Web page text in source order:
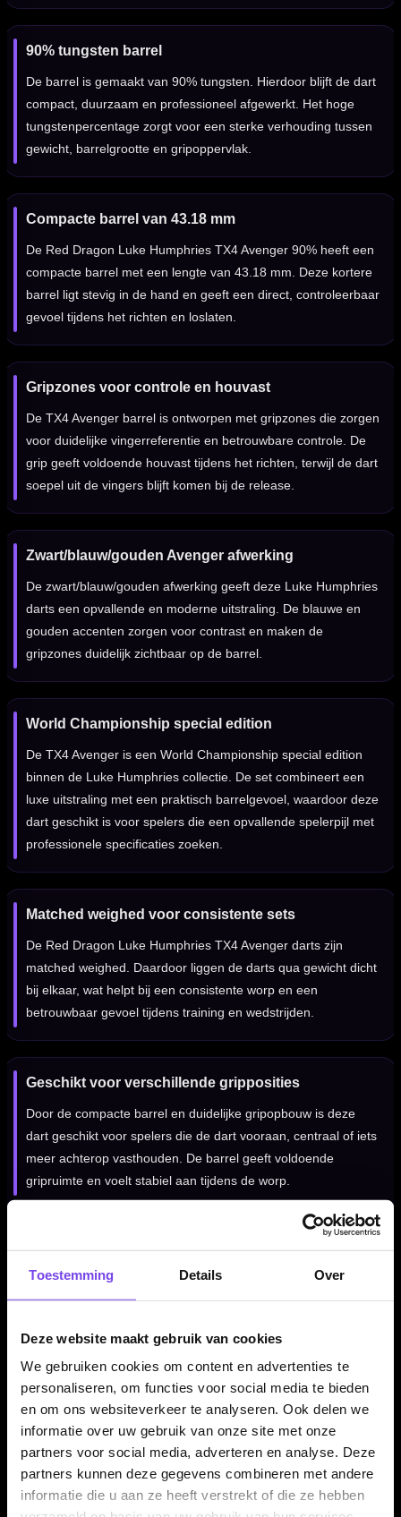
Toestemming Details Over
Deze website maakt gebruik van cookies
We gebruiken cookies om content en advertenties te
personaliseren, om functies voor social media te bieden
en om ons websiteverkeer te analyseren. Ook delen we
informatie over uw gebruik van onze site met onze
partners voor social media, adverteren en analyse. Deze
partners kunnen deze gegevens combineren met andere
informatie die u aan ze heeft verstrekt of die ze hebben
90% tungsten barrel
De barrel is gemaakt van 90% tungsten. Hierdoor blijft de dart
compact, duurzaam en professioneel afgewerkt. Het hoge
tungstenpercentage zorgt voor een sterke verhouding tussen
gewicht, barrelgrootte en gripoppervlak.
Compacte barrel van 43.18 mm
De Red Dragon Luke Humphries TX4 Avenger 90% heeft een
compacte barrel met een lengte van 43.18 mm. Deze kortere
barrel ligt stevig in de hand en geeft een direct, controleerbaar
gevoel tijdens het richten en loslaten.
Gripzones voor controle en houvast
De TX4 Avenger barrel is ontworpen met gripzones die zorgen
voor duidelijke vingerreferentie en betrouwbare controle. De
grip geeft voldoende houvast tijdens het richten, terwijl de dart
soepel uit de vingers blijft komen bij de release.
Zwart/blauw/gouden Avenger afwerking
De zwart/blauw/gouden afwerking geeft deze Luke Humphries
darts een opvallende en moderne uitstraling. De blauwe en
gouden accenten zorgen voor contrast en maken de
gripzones duidelijk zichtbaar op de barrel.
World Championship special edition
De TX4 Avenger is een World Championship special edition
binnen de Luke Humphries collectie. De set combineert een
luxe uitstraling met een praktisch barrelgevoel, waardoor deze
dart geschikt is voor spelers die een opvallende spelerpijl met
professionele specificaties zoeken.
Matched weighed voor consistente sets
De Red Dragon Luke Humphries TX4 Avenger darts zijn
matched weighed. Daardoor liggen de darts qua gewicht dicht
bij elkaar, wat helpt bij een consistente worp en een
betrouwbaar gevoel tijdens training en wedstrijden.
Geschikt voor verschillende gripposities
Door de compacte barrel en duidelijke gripopbouw is deze
dart geschikt voor spelers die de dart vooraan, centraal of iets
meer achterop vasthouden. De barrel geeft voldoende
gripruimte en voelt stabiel aan tijdens de worp.
Ontworpen voor precisie en speelbaarheid
Door de combinatie van 90% tungsten, een compacte barrel
en controleerbare gripzones voelt deze dart direct en
een stabiele spelerpijl zoeken met een professionele
uitstraling.
Verkrijgbaar in 22 en 24 gram
De Red Dragon Luke Humphries TX4 Avenger 90% dartpijlen
zijn verkrijgbaar in 22 en 24 gram. Beide varianten hebben